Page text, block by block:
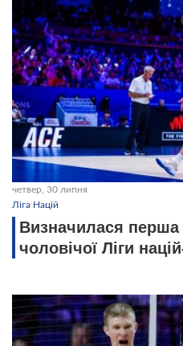
четвер, 30 липня
Ліга Націй
Визначилася перша
чоловічої Ліги